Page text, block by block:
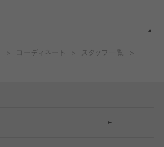
コーディネート スタッフ一覧